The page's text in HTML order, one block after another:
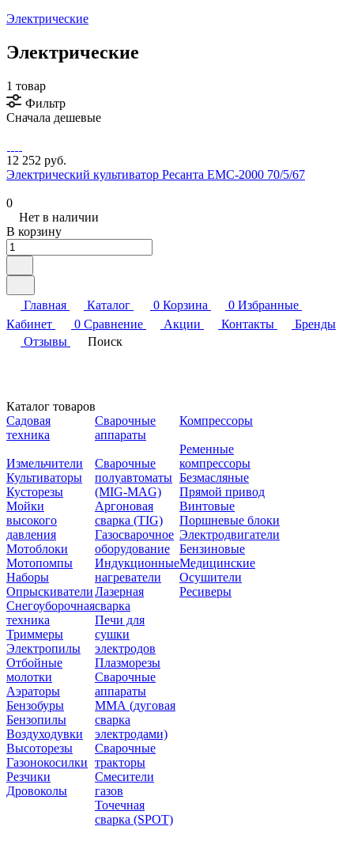
Электрические
Электрические
1 товар
Фильтр
Сначала дешевые
12 252 руб.
Электрический культиватор Ресанта ЕМС-2000 70/5/67
0
Нет в наличии
В корзину
Главная Каталог 0 Корзина 0 Избранные
Кабинет
0 Сравнение Акции Контакты
Бренды
Отзывы
Поиск
Каталог товаров
Садовая
техника
Измельчители
Культиваторы
Кусторезы
Мойки
высокого
давления
Мотоблоки
Мотопомпы
Наборы
Опрыскиватели
Снегоуборочная
техника
Триммеры
Электропилы
Отбойные
молотки
Аэраторы
Бензобуры
Бензопилы
Воздуходувки
Высоторезы
Газонокосилки
Резчики
Дровоколы
Сварочные
аппараты
Сварочные
полуавтоматы
(MIG-MAG)
Аргоновая
сварка (TIG)
Газосварочное
оборудование
Индукционные
нагреватели
Лазерная
сварка
Печи для
сушки
электродов
Плазморезы
Сварочные
аппараты
ММА (дуговая
сварка
электродами)
Сварочные
тракторы
Смесители
газов
Точечная
сварка (SPOT)
Компрессоры
Ременные
компрессоры
Безмасляные
Прямой привод
Винтовые
Поршневые блоки
Электродвигатели
Бензиновые
Медицинские
Осушители
Ресиверы